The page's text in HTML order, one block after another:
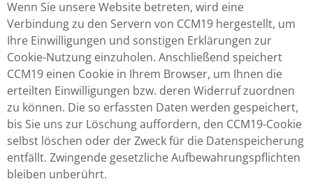
Wenn Sie unsere Website betreten, wird eine
Verbindung zu den Servern von CCM19 hergestellt, um
Ihre Einwilligungen und sonstigen Erklärungen zur
Cookie-Nutzung einzuholen. Anschließend speichert
CCM19 einen Cookie in Ihrem Browser, um Ihnen die
erteilten Einwilligungen bzw. deren Widerruf zuordnen
zu können. Die so erfassten Daten werden gespeichert,
bis Sie uns zur Löschung auffordern, den CCM19-Cookie
selbst löschen oder der Zweck für die Datenspeicherung
entfällt. Zwingende gesetzliche Aufbewahrungspflichten
bleiben unberührt.